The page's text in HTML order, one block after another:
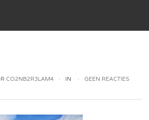
CO2NB2R3LAM4 IN GEEN REACTIES